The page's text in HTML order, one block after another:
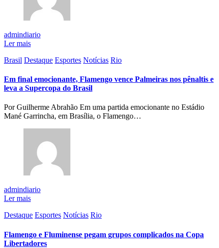
admindiario
Ler mais
Brasil Destaque Esportes Notícias Rio
Em final emocionante, Flamengo vence Palmeiras nos pênaltis e
leva a Supercopa do Brasil
Por Guilherme Abrahão Em uma partida emocionante no Estádio
Mané Garrincha, em Brasília, o Flamengo…
admindiario
Ler mais
Destaque Esportes Notícias Rio
Flamengo e Fluminense pegam grupos complicados na Copa
Libertadores